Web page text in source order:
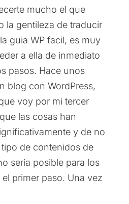
mucho el que
la gentileza de traducir
guia WP facil, es muy
a ella de inmediato
pasos. Hace unos
blog con WordPress,
voy por mi tercer
las cosas han
y de no
tipo de contenidos de
seria posible para los
primer paso. Una vez